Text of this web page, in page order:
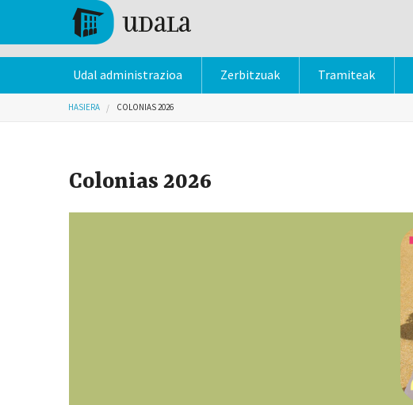
Skip to main content
Udal administrazioa Zerbitzuak Tramiteak
Hemen zaude
HASIERA COLONIAS 2026
Colonias 2026